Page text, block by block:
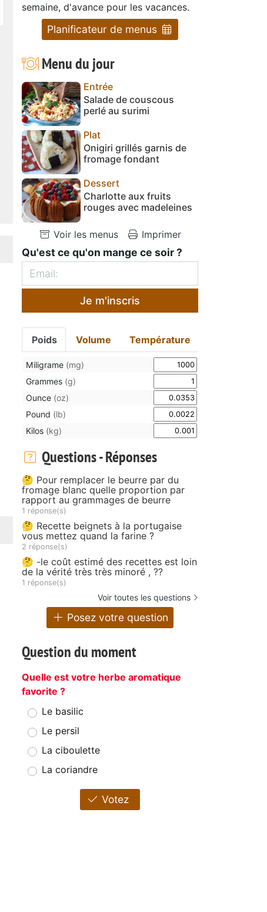
semaine, d'avance pour les vacances.
Planificateur de menus
Menu du jour
Entrée
Salade de couscous
perlé au surimi
Plat
Onigiri grillés garnis de
fromage fondant
Dessert
Charlotte aux fruits
rouges avec madeleines
Voir les menus Imprimer
Qu'est ce qu'on mange ce soir ?
Je m'inscris
Poids Volume Température
Miligrame (mg)
Grammes (g)
Ounce (oz)
Pound (lb)
Kilos (kg)
Questions - Réponses
🤔 Pour remplacer le beurre par du
fromage blanc quelle proportion par
rapport au grammages de beurre
1 réponse(s)
🤔 Recette beignets à la portugaise
vous mettez quand la farine ?
2 réponse(s)
🤔 -le coût estimé des recettes est loin
de la vérité très très minoré , ??
1 réponse(s)
Voir toutes les questions
Posez votre question
Question du moment
Quelle est votre herbe aromatique
favorite ?
Le basilic
Le persil
La ciboulette
La coriandre
Votez